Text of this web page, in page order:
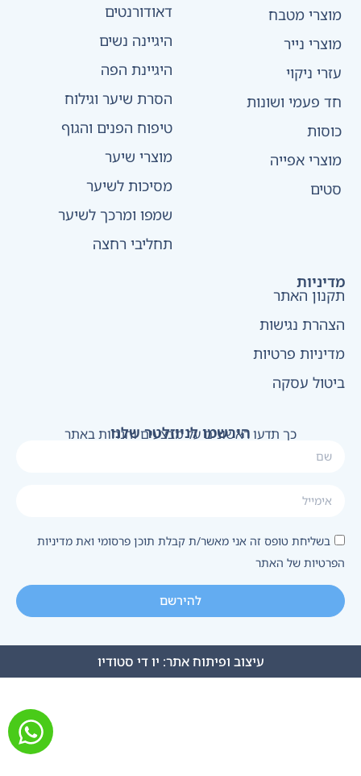
מוצרי מטבח
מוצרי נייר
עזרי ניקוי
חד פעמי ושונות
כוסות
מוצרי אפייה
סטים
דאודורנטים
היגיינה נשים
היגיינת הפה
הסרת שיער וגילוח
טיפוח הפנים והגוף
מוצרי שיער
מסיכות לשיער
שמפו ומרכך לשיער
תחליבי רחצה
מדיניות
תקנון האתר
הצהרת נגישות
מדיניות פרטיות
ביטול עסקה
הירשמו לניוזלטר שלנו
כך תדעו ראשונים על מבצעים והנחות באתר
בשליחת טופס זה אני מאשר/ת קבלת תוכן פרסומי ואת מדיניות
הפרטיות של האתר
להירשם
עיצוב ופיתוח אתר: יו די סטודיו